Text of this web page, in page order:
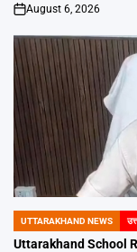
on
August 6, 2026
POSTED
IN
UTTARAKHAND NEWS
Uttarakhand School